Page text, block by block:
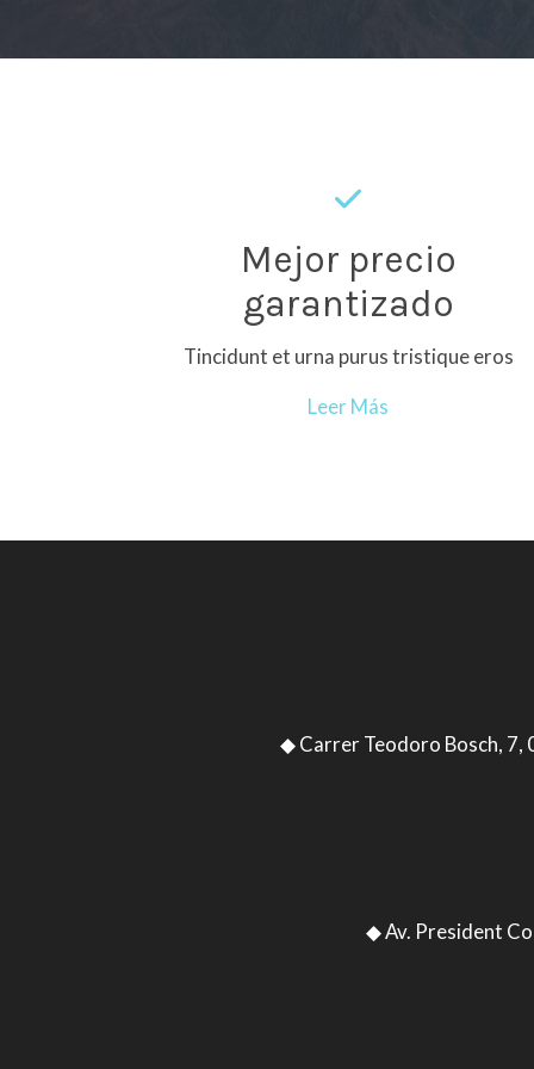
Mejor precio
garantizado
Tincidunt et urna purus tristique eros
Leer Más
◆ Carrer Teodoro Bosch,
◆ Av. President